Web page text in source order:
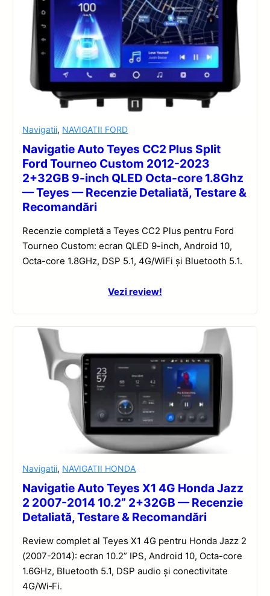
Navigatii, NAVIGATII FORD
Navigatie Auto Teyes CC2 Plus Split
Ford Tourneo Custom 2012-2023
2+32GB 9-inch QLED Octa-core 1.8Ghz
— Teyes — Recenzie Detaliată, Testare &
Recomandări
Recenzie completă a Teyes CC2 Plus pentru Ford
Tourneo Custom: ecran QLED 9-inch, Android 10,
Octa-core 1.8GHz, DSP 5.1, 4G/WiFi și Bluetooth 5.1.
Vezi review!
Navigatii, NAVIGATII HONDA
Navigatie Auto Teyes X1 4G Honda Jazz
2 2007-2014 10.2” 2+32GB — Recenzie
Detaliată, Testare & Recomandări
Review complet al Teyes X1 4G pentru Honda Jazz 2
(2007-2014): ecran 10.2” IPS, Android 10, Octa-core
1.6GHz, Bluetooth 5.1, DSP audio și conectivitate
4G/Wi‑Fi.